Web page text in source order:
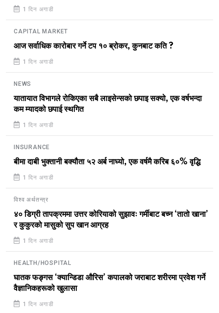
1 दिन अगाडी
CAPITAL MARKET
आज सर्वाधिक कारोबार गर्ने टप १० ब्रोकर, कुनबाट कति ?
1 दिन अगाडी
NEWS
यातायात विभागले रोकिएका सबै लाइसेन्सको छपाइ सक्यो, एक वर्षभन्दा
कम म्यादको छपाई स्थगित
1 दिन अगाडी
INSURANCE
बीमा दाबी भुक्तानी बक्यौता ५२ अर्ब नाघ्यो, एक वर्षमै करिब ६०% वृद्धि
1 दिन अगाडी
विश्व अर्थतन्त्र
४० डिग्री तापक्रममा उत्तर कोरियाको सुझावः गर्मीबाट बच्न ‘तातो खाना’
र कुकुरको मासुको सुप खान आग्रह
1 दिन अगाडी
HEALTH/HOSPITAL
घातक फङ्गस ‘क्यान्डिडा औरिस’ कपालको जराबाट शरीरमा प्रवेश गर्ने
वैज्ञानिकहरूको खुलासा
1 दिन अगाडी